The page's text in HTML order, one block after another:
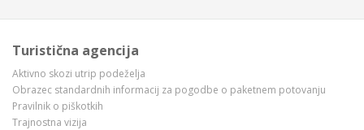
Turistična agencija
Aktivno skozi utrip podeželja
Obrazec standardnih informacij za pogodbe o paketnem potovanju
Pravilnik o piškotkih
Trajnostna vizija